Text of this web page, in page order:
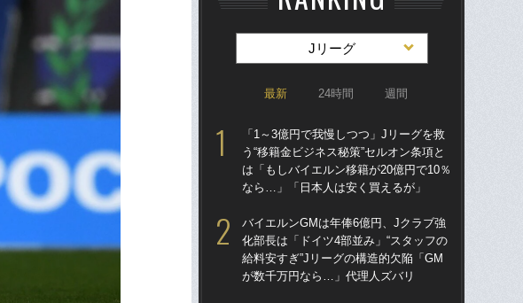
Jリーグ
最新 24時間 週間
「1～3億円で我慢しつつ」Jリーグを救
う“移籍金ビジネス秘策”セルオン条項と
は「もしバイエルン移籍が20億円で10％
なら…」「日本人は安く買えるが」
バイエルンGMは年俸6億円、Jクラブ強
化部長は「ドイツ4部並み」“スタッフの
給料安すぎ”Jリーグの構造的欠陥「GM
が数千万円なら…」代理人ズバリ